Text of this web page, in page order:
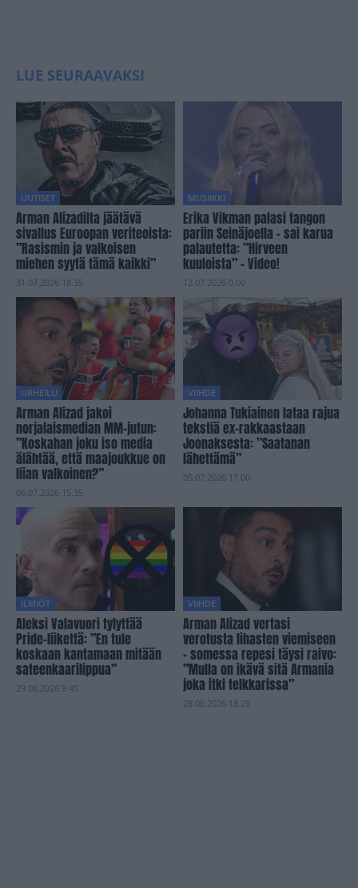
LUE SEURAAVAKSI
UUTISET
Arman Alizadilta jäätävä
sivallus Euroopan veriteoista:
”Rasismin ja valkoisen
miehen syytä tämä kaikki”
31.07.2026 18.35
MUSIIKKI
Erika Vikman palasi tangon
pariin Seinäjoella – sai karua
palautetta: ”Hirveen
kuuloista” – Video!
12.07.2026 0.00
URHEILU
Arman Alizad jakoi
norjalaismedian MM-jutun:
”Koskahan joku iso media
älähtää, että maajoukkue on
liian valkoinen?”
06.07.2026 15.35
VIIHDE
Johanna Tukiainen lataa rajua
tekstiä ex-rakkaastaan
Joonaksesta: ”Saatanan
lähettämä”
05.07.2026 17.00
ILMIÖT
Aleksi Valavuori tylyttää
Pride-liikettä: ”En tule
koskaan kantamaan mitään
sateenkaarilippua”
29.06.2026 9.45
VIIHDE
Arman Alizad vertasi
verotusta lihasten viemiseen
– somessa repesi täysi raivo:
”Mulla on ikävä sitä Armania
joka itki telkkarissa”
28.06.2026 18.25